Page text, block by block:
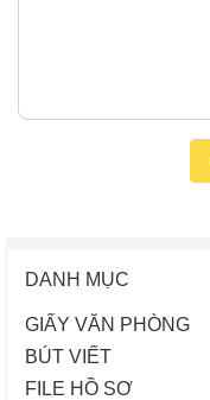
DANH MỤC
GIẤY VĂN PHÒNG
BÚT VIẾT
FILE HỒ SƠ